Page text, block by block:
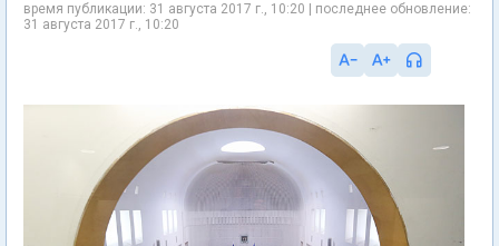
время публикации: 31 августа 2017 г., 10:20 | последнее обновление:
31 августа 2017 г., 10:20